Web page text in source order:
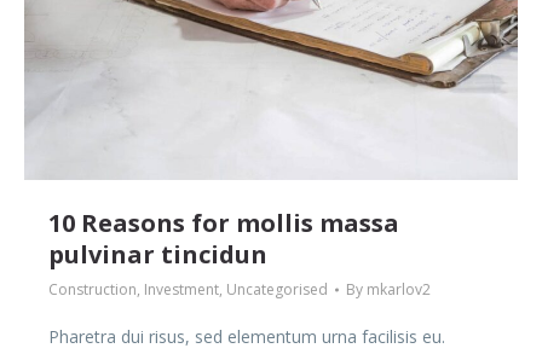
10 Reasons for mollis massa
pulvinar tincidun
Construction, Investment, Uncategorised By mkarlov2
Pharetra dui risus, sed elementum urna facilisis eu.